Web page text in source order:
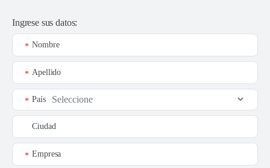
Ingrese sus datos:
Nombre
*
Apellido
*
País
*
Ciudad
Empresa
*